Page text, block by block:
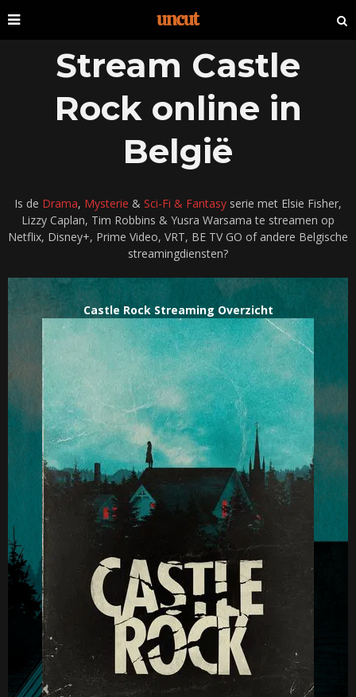
Stream Castle
Rock online in
België
Is de Drama, Mysterie & Sci-Fi & Fantasy serie met Elsie Fisher,
Lizzy Caplan, Tim Robbins & Yusra Warsama te streamen op
Netflix, Disney+, Prime Video, VRT, BE TV GO of andere Belgische
streamingdiensten?
Castle Rock Streaming Overzicht